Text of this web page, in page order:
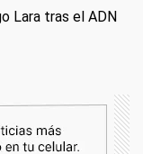
Lara tras el ADN